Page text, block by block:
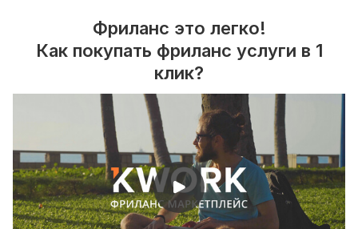
Фриланс это легко!
Как покупать фриланс услуги в 1
клик?